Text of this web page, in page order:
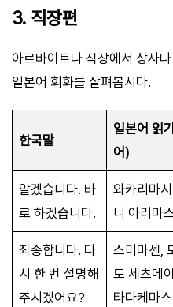
3. 직장편
아르바이트나 직장에서 상사
일본어 회화를 살펴봅시다.
한국말
일본어 읽
어)
알겠습니다. 바
로 하겠습니다.
와카리마
니 아리마
죄송합니다. 다
시 한 번 설명해
주시겠어요?
스미마센,
도 세츠메
타다케마